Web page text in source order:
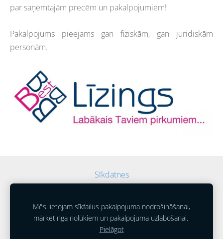
par saņemtajām precēm un pakalpojumiem!
Pakalpojums pieejams gan fiziskām, gan juridiskām
personām.
Sīkdatnes
SIA "Auto Alūksne"
Mēs lietojam sīkfailus pakalpojuma nodrošināšanai,
mārketinga nolūkiem un pakalpojuma uzlabošanai.
Pielāgot